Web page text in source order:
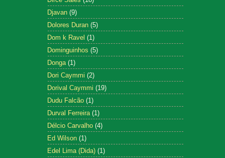
Djavan (9)
Dolores Duran (5)
Dom k Ravel (1)
Dominguinhos (5)
Donga (1)
Dori Caymmi (2)
Dorival Caymmi (19)
Dudu Falcão (1)
Durval Ferreira (1)
Délcio Carvalho (4)
Ed Wilson (1)
Edel Lima (Dida) (1)